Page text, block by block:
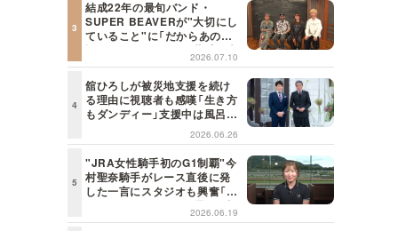
結成22年の最旬バンド・
SUPER BEAVERが"大切にし
ていること"に「だからあの歌
詞が届けられるんだ」共感の声
＜日曜日の初耳学＞ 2026.07.10
舘ひろしが被災地支援を続け
る理由に視聴者も感嘆「生き方
もダンディー」支援中は風呂に
も入らず寝袋で寝泊まり【日曜
日の初耳学】
2026.06.26
"JRA女性騎手初のG1制覇"今
村聖奈騎手がレース直後に発
した一言にスタジオも興奮「こ
れはしびれる！」＜日曜日の初
耳学＞
2026.06.19